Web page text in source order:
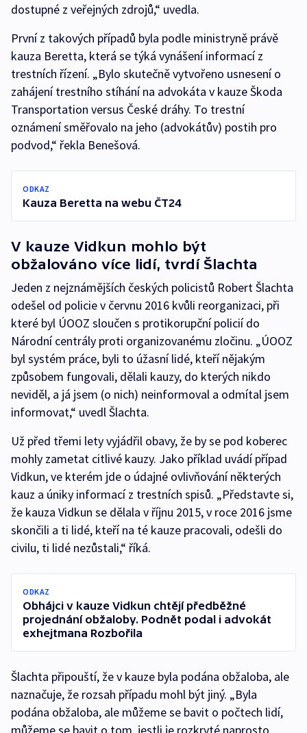
dostupné z veřejných zdrojů,“ uvedla.
První z takových případů byla podle ministryně právě
kauza Beretta, která se týká vynášení informací z
trestních řízení. „Bylo skutečně vytvořeno usnesení o
zahájení trestního stíhání na advokáta v kauze Škoda
Transportation versus České dráhy. To trestní
oznámení směřovalo na jeho (advokátův) postih pro
podvod,“ řekla Benešová.
ODKAZ
Kauza Beretta na webu ČT24
V kauze Vidkun mohlo být
obžalováno více lidí, tvrdí Šlachta
Jeden z nejznámějších českých policistů Robert Šlachta
odešel od policie v červnu 2016 kvůli reorganizaci, při
které byl ÚOOZ sloučen s protikorupční policií do
Národní centrály proti organizovanému zločinu. „ÚOOZ
byl systém práce, byli to úžasní lidé, kteří nějakým
způsobem fungovali, dělali kauzy, do kterých nikdo
neviděl, a já jsem (o nich) neinformoval a odmítal jsem
informovat,“ uvedl Šlachta.
Už před třemi lety vyjádřil obavy, že by se pod koberec
mohly zametat citlivé kauzy. Jako příklad uvádí případ
Vidkun, ve kterém jde o údajné ovlivňování některých
kauz a úniky informací z trestních spisů. „Představte si,
že kauza Vidkun se dělala v říjnu 2015, v roce 2016 jsme
skončili a ti lidé, kteří na té kauze pracovali, odešli do
civilu, ti lidé nezůstali,“ říká.
ODKAZ
Obhájci v kauze Vidkun chtějí předběžné
projednání obžaloby. Podnět podal i advokát
exhejtmana Rozbořila
Šlachta připouští, že v kauze byla podána obžaloba, ale
naznačuje, že rozsah případu mohl být jiný. „Byla
podána obžaloba, ale můžeme se bavit o počtech lidí,